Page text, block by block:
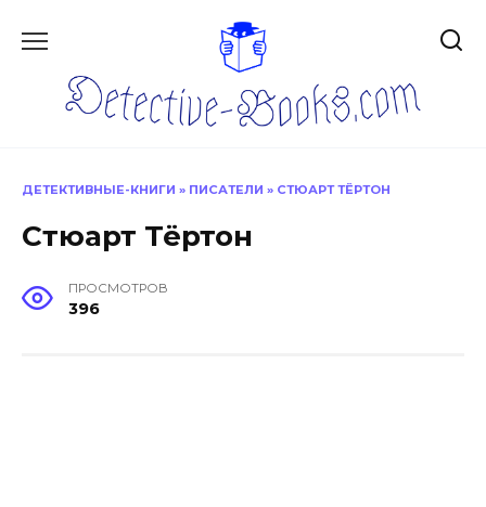
ДЕТЕКТИВНЫЕ-КНИГИ » ПИСАТЕЛИ » СТЮАРТ ТЁРТОН
Стюарт Тёртон
ПРОСМОТРОВ
396